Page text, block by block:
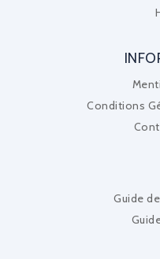
Conditions
Guide